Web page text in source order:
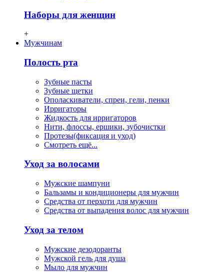
Наборы для женщин
+
Мужчинам
Полость рта
Зубные пасты
Зубные щетки
Ополаскиватели, спреи, гели, пенки
Ирригаторы
Жидкость для ирригаторов
Нити, флосcы, ершики, зубочистки
Протезы(фиксация и уход)
Смотреть ещё...
Уход за волосами
Мужские шампуни
Бальзамы и кондиционеры для мужчин
Средства от перхоти для мужчин
Средства от выпадения волос для мужчин
Уход за телом
Мужские дезодоранты
Мужской гель для душа
Мыло для мужчин